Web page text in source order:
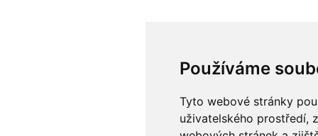
Používáme
Tyto webové stránky
uživatelského prostředí,